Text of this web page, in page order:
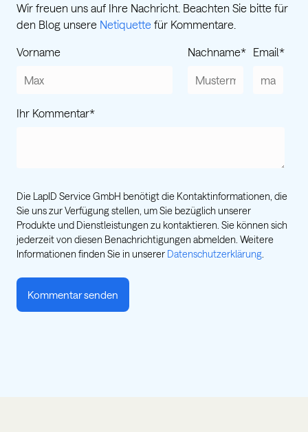
Wir freuen uns auf Ihre Nachricht. Beachten Sie bitte für
den Blog unsere Netiquette für Kommentare.
Vorname Nachname* Email*
Ihr Kommentar*
Die LapID Service GmbH benötigt die Kontaktinformationen, die
Sie uns zur Verfügung stellen, um Sie bezüglich unserer
Produkte und Dienstleistungen zu kontaktieren. Sie können sich
jederzeit von diesen Benachrichtigungen abmelden. Weitere
Informationen finden Sie in unserer Datenschutzerklärung